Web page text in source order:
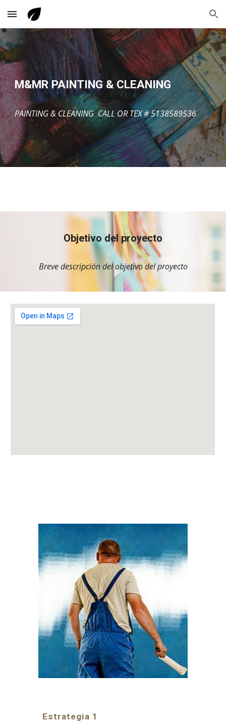
Skip to main content Skip to navigation
M&MR PAINTING & CLEANING
PAINTING & CLEANING CALL OR TEX # 5138589536
Objetivo del proyecto
Breve descripción del objetivo del proyecto
Estrategia 1